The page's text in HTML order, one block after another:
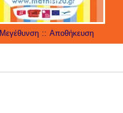
Μεγέθυνση :: Αποθήκευση